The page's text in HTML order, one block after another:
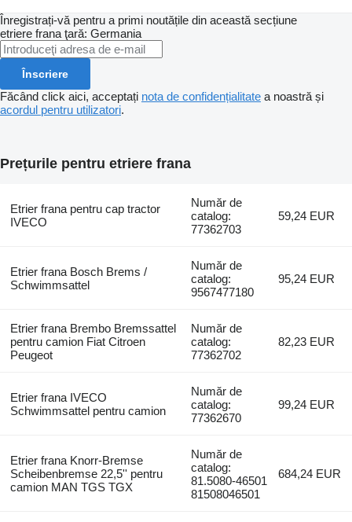
Înregistrați-vă pentru a primi noutățile din această secțiune
etriere frana ţară: Germania
Înscriere
Făcând click aici, acceptați nota de confidențialitate a noastră și
acordul pentru utilizatori.
Prețurile pentru etriere frana
Etrier frana pentru cap tractor
IVECO
Număr de
catalog:
77362703
59,24 EUR
Etrier frana Bosch Brems /
Schwimmsattel
Număr de
catalog:
9567477180
95,24 EUR
Etrier frana Brembo Bremssattel
pentru camion Fiat Citroen
Peugeot
Număr de
catalog:
77362702
82,23 EUR
Etrier frana IVECO
Schwimmsattel pentru camion
Număr de
catalog:
77362670
99,24 EUR
Etrier frana Knorr-Bremse
Scheibenbremse 22,5'' pentru
camion MAN TGS TGX
Număr de
catalog:
81.5080-46501
81508046501
684,24 EUR